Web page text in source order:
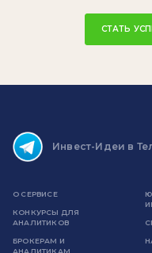
СТАТЬ
Инвест-Идеи в
О СЕРВИСЕ
КОНКУРСЫ ДЛЯ
АНАЛИТИКОВ
БРОКЕРАМ И
АНАЛИТИКАМ